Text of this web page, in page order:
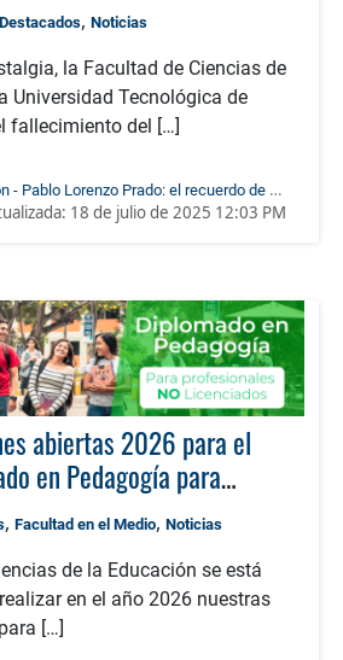
Destacados, Noticias
la Facultad de Ciencias de
Universidad Tecnológica de
fallecimiento del […]
- Pablo Lorenzo Prado: el recuerdo de un
educador comprometido
18 de julio de 2025 12:03 PM
abiertas 2026 para el
en Pedagogía para
NO Licenciados!
, Facultad en el Medio, Noticias
de la Educación se está
en el año 2026 nuestras
[…]